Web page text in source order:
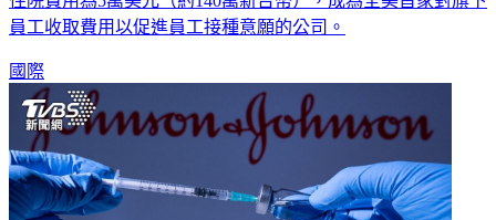
員工收取費用以促進員工接種意願的公司。
國際